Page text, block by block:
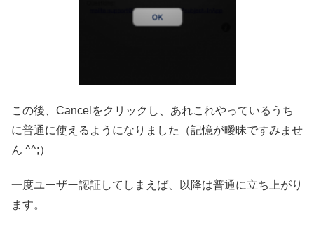
この後、Cancelをクリックし、あれこれやっているうち
に普通に使えるようになりました（記憶が曖昧ですみませ
ん ^^;）
一度ユーザー認証してしまえば、以降は普通に立ち上がり
ます。